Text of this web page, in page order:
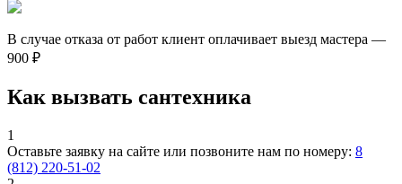
В случае отказа от работ клиент оплачивает выезд мастера —
900 ₽
Как вызвать сантехника
1
Оставьте заявку на сайте или позвоните нам по номеру: 8
(812) 220-51-02